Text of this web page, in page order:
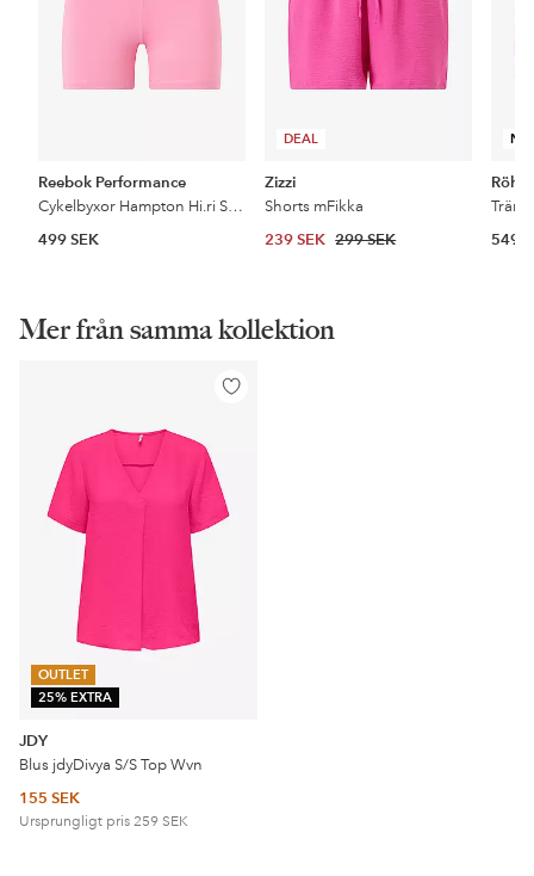
Reebok Performance
Cykelbyxor Hampton Hi.ri Shorts
499 SEK
DEAL
Zizzi
Shorts mFikka
239 SEK 299 SEK 549
Mer från samma kollektion
OUTLET
25% EXTRA
Lägg
JDY
Blus jdyDivya S/S Top Wvn
155 SEK
Ursprungligt pris 259 SEK